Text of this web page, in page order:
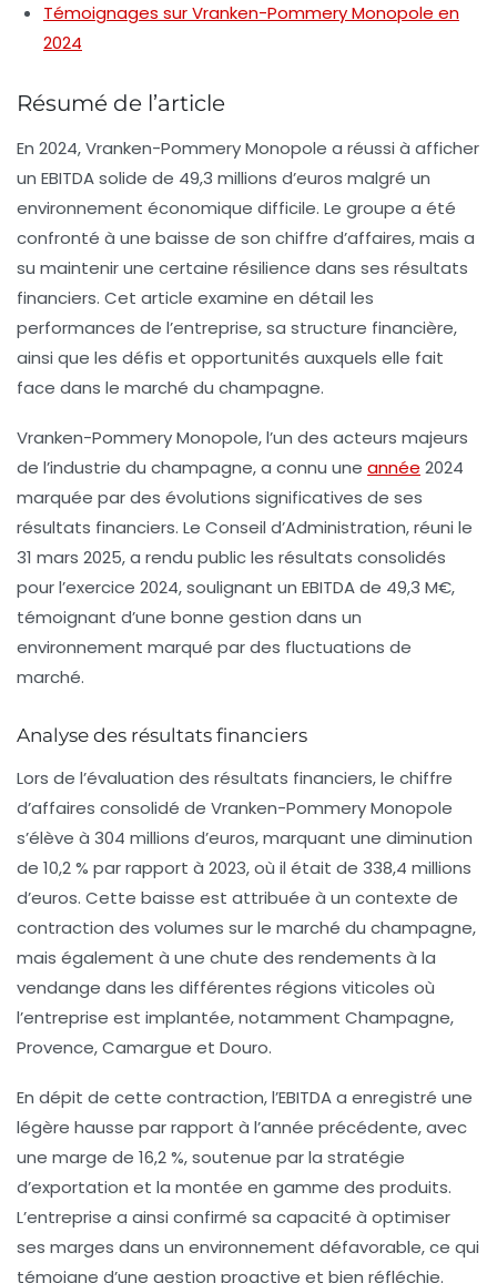
Témoignages sur Vranken-Pommery Monopole en
2024
Résumé de l’article
En 2024, Vranken-Pommery Monopole a réussi à afficher
un EBITDAsolide de 49,3 millions d’euros malgré un
environnement économique difficile. Le groupe a été
confronté à une baisse de son chiffre d’affaires, mais a
su maintenir une certaine résilience dans ses résultats
financiers. Cet article examine en détail les
performances de l’entreprise, sa structure financière,
ainsi que les défis et opportunités auxquels elle fait
face dans le marché du champagne.
Vranken-Pommery Monopole, l’un des acteurs majeurs
de l’industrie du champagne, a connu une année 2024
marquée par des évolutions significatives de ses
résultats financiers. Le Conseil d’Administration, réuni le
31 mars 2025, a rendu public les résultats consolidés
pour l’exercice 2024, soulignant un EBITDAde 49,3 M€,
témoignant d’une bonne gestion dans un
environnement marqué par des fluctuations de
marché.
Analyse des résultats financiers
Lors de l’évaluation des résultats financiers, le chiffre
d’affaires consolidé de Vranken-Pommery Monopole
s’élève à 304 millions d’euros, marquant une diminution
de 10,2 % par rapport à 2023, où il était de 338,4 millions
d’euros. Cette baisse est attribuée à un contexte de
contraction des volumes sur le marché du champagne,
mais également à une chute des rendements à la
vendange dans les différentes régions viticoles où
l’entreprise est implantée, notamment Champagne,
Provence, Camargue et Douro.
En dépit de cette contraction, l’EBITDA a enregistré une
légère hausse par rapport à l’année précédente, avec
une marge de 16,2 %, soutenue par la stratégie
d’exportation et la montée en gamme des produits.
L’entreprise a ainsi confirmé sa capacité à optimiser
ses marges dans un environnement défavorable, ce qui
témoigne d’une gestion proactive et bien réfléchie.